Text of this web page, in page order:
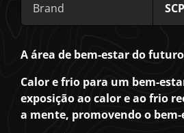
Brand SCP
A área de bem-estar do futuro
Calor e frio para um bem-
exposição ao calor e ao frio
a mente, promovendo o